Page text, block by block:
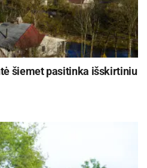
šiemet pasitinka išskirtiniu